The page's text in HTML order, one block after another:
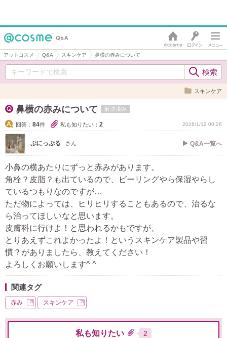
アットコスメ Q&A スキンケア 鼻横の赤みについて
スキンケア
鼻横の赤みについて 解決済み
回答： 84件 私も知りたい： 2 2026/1/12 00:26
ぷにっぷる さん Q&A一覧へ
小鼻の横あたりにずっと赤みがあります。
角栓？皮脂？も出ているので、ピーリングやら保湿やらし
ているつもりなのですが…
ただ物によっては、ヒリヒリすることもあるので、治るな
ら治ってほしいなと思います。
皮膚科に行けよ！と思われるかもですが、
とりあえずこれよかったよ！というスキンケア製品や習
慣？がありましたら、教えてください！
よろしくお願いします^ ^
関連タグ
赤み スキンケア
私も知りたい 2